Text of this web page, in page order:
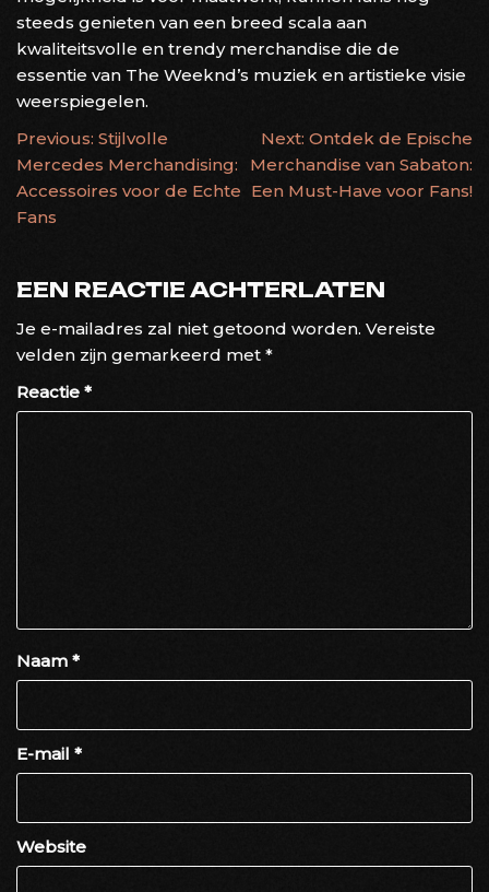
steeds genieten van een breed scala aan
kwaliteitsvolle en trendy merchandise die de
essentie van The Weeknd’s muziek en artistieke visie
weerspiegelen.
BERICHTNAVIGATIE
Previous: Stijlvolle
Mercedes Merchandising:
Accessoires voor de Echte
Fans
Next: Ontdek de Epische
Merchandise van Sabaton:
Een Must-Have voor Fans!
EEN REACTIE ACHTERLATEN
Je e-mailadres zal niet getoond worden. Vereiste
velden zijn gemarkeerd met *
Reactie *
Naam *
E-mail *
Website